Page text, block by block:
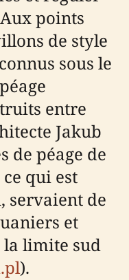
points
de style
sous le
entre
Jakub
de péage de
qui est
servaient de
et
limite sud
).